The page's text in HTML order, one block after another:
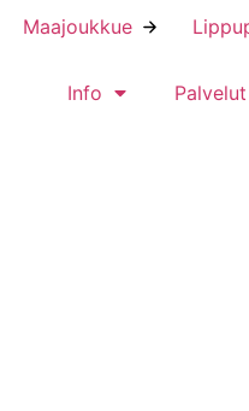
Maajoukkue
Info Palvelut